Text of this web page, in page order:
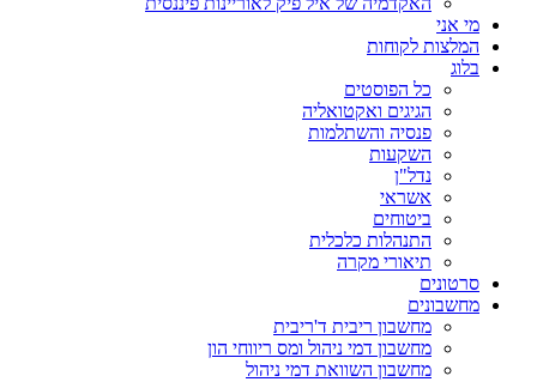
מי אני
המלצות לקוחות
בלוג
כל הפוסטים
הגיגים ואקטואליה
פנסיה והשתלמות
השקעות
נדל"ן
אשראי
ביטוחים
התנהלות כלכלית
תיאורי מקרה
סרטונים
מחשבונים
מחשבון ריבית ד'ריבית
מחשבון דמי ניהול ומס ריווחי הון
מחשבון השוואת דמי ניהול